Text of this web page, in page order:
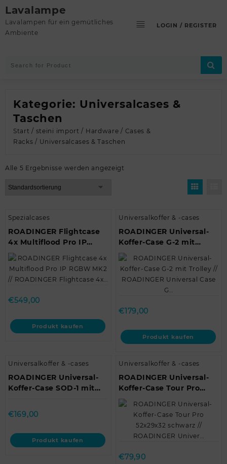
Skip
to
content
Lavalampe
Lavalampen für ein gemütliches
Ambiente
LOGIN / REGISTER
Kategorie: Universalcases &
Taschen
Start / steini import / Hardware / Cases &
Racks / Universalcases & Taschen
Alle 5 Ergebnisse werden angezeigt
Spezialcases
ROADINGER Flightcase
4x Multiflood Pro IP
RGBW MK2 //
ROADINGER Flightcase
4x…
€549,00
Produkt kaufen
Universalkoffer & -cases
ROADINGER Universal-
Koffer-Case G-2 mit
Trolley // ROADINGER
Universal Case G…
€179,00
Produkt kaufen
Universalkoffer & -cases
ROADINGER Universal-
Koffer-Case SOD-1 mit
Universal Case…
€169,00
Produkt kaufen
Universalkoffer & -cases
ROADINGER Universal-
Koffer-Case Tour Pro
52x29x32 schwarz //
ROADINGER Univer…
€79,90